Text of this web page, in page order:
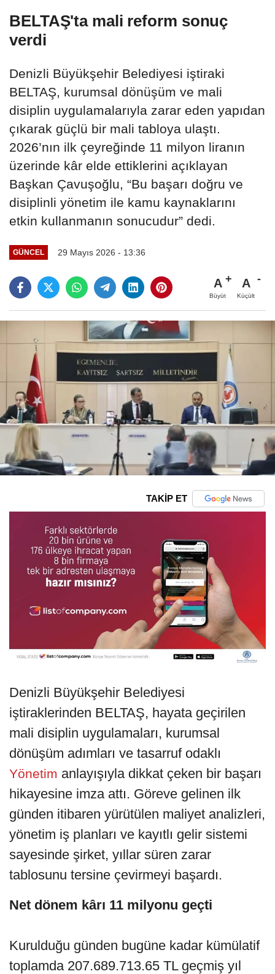
BELTAŞ'ta mali reform sonuç
verdi
Denizli Büyükşehir Belediyesi iştiraki
BELTAŞ, kurumsal dönüşüm ve mali
disiplin uygulamalarıyla zarar eden yapıdan
çıkarak güçlü bir mali tabloya ulaştı.
2026’nın ilk çeyreğinde 11 milyon liranın
üzerinde kâr elde ettiklerini açıklayan
Başkan Çavuşoğlu, “Bu başarı doğru ve
disiplinli yönetim ile kamu kaynaklarını
etkin kullanmanın sonucudur” dedi.
GÜNCEL 29 Mayıs 2026 - 13:36
A
Büyüt
A
Küçült
TAKİP ET
Denizli Büyükşehir Belediyesi
iştiraklerinden BELTAŞ, hayata geçirilen
mali disiplin uygulamaları, kurumsal
dönüşüm adımları ve tasarruf odaklı
Yönetim anlayışıyla dikkat çeken bir başarı
hikayesine imza attı. Göreve gelinen ilk
günden itibaren yürütülen maliyet analizleri,
yönetim iş planları ve kayıtlı gelir sistemi
sayesinde şirket, yıllar süren zarar
tablosunu tersine çevirmeyi başardı.
Net dönem kârı 11 milyonu geçti
Kurulduğu günden bugüne kadar kümülatif
toplamda 207.689.713.65 TL geçmiş yıl